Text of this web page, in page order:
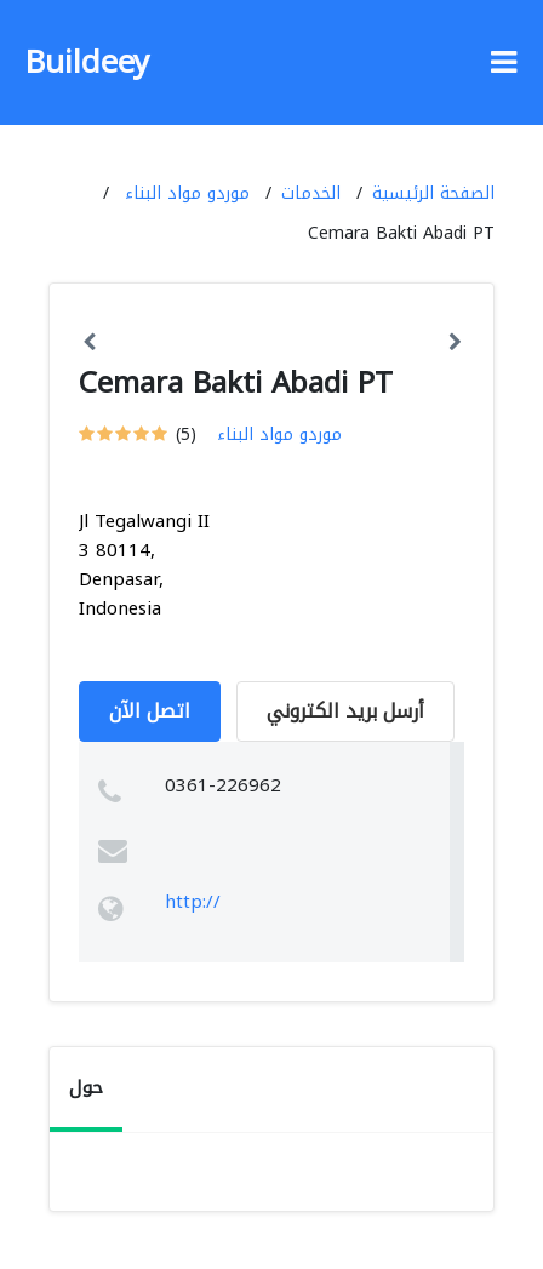
Buildeey
الصفحة الرئيسية الخدمات
موردو مواد البناء
Cemara Bakti Abadi PT
Cemara Bakti Abadi PT
(5) موردو مواد البناء
Jl Tegalwangi II
3 80114,
Denpasar,
Indonesia
اتصل الآن أرسل بريد الكتروني
0361-226962
http://
حول